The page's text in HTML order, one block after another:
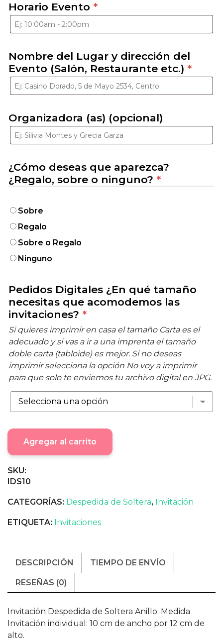
Horario Evento *
Nombre del Lugar y dirección del
Evento (Salón, Restaurante etc.) *
Organizadora (as) (opcional)
¿Cómo deseas que aparezca?
¿Regalo, sobre o ninguno? *
Sobre
Regalo
Sobre o Regalo
Ninguno
Pedidos Digitales ¿En qué tamaño
necesitas que acomodemos las
invitaciones? *
Si quieres imprimir en casa el tamaño Carta es el
adecuado y si vas a ir a una imprenta el tamaño
doble carta (tabloide) es mejor. Si no deseas
imprimir selecciona la opción No voy a imprimir
para que solo te enviemos tu archivo digital en JPG.
Agregar al carrito
SKU:
IDS10
CATEGORÍAS: Despedida de Soltera, Invitación
ETIQUETA: Invitaciones
DESCRIPCIÓN TIEMPO DE ENVÍO
RESEÑAS (0)
Invitación Despedida de Soltera Anillo. Medida
Invitación individual: 10 cm de ancho por 12 cm de
alto.